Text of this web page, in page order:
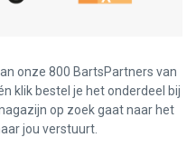
onze 800 BartsPartners van
klik bestel je het onderdeel bij
op zoek gaat naar het
jou verstuurt.